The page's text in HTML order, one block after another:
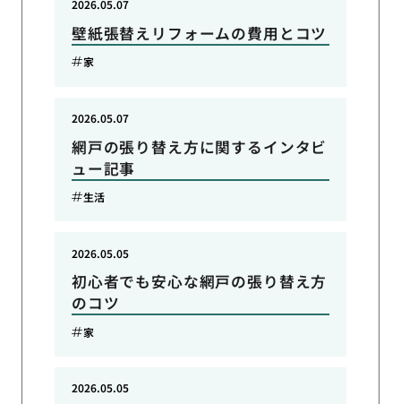
壁紙張替えリフォームの費用とコツ
2026.05.07
家
網戸の張り替え方に関するインタビ
ュー記事
2026.05.07
生活
初心者でも安心な網戸の張り替え方
のコツ
2026.05.05
家
2026.05.05